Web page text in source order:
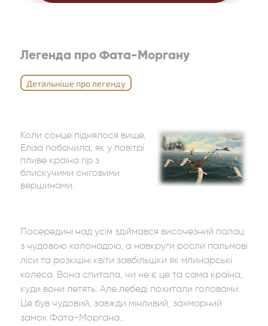
Легенда про Фата-Моргану
Детальніше про легенду
Коли сонце піднялося вище,
Еліза побачила, як у повітрі
пливе країна гір з
блискучими сніговими
вершинами.
Посередині над усім здіймався височезний палац
з чудовою колонадою, а навкруги росли пальмові
ліси та розкішні квіти завбільшки як млинарські
колеса. Вона спитала, чи не є це та сама країна,
куди вони летять. Але лебеді похитали головами.
Це був чудовий, завжди мінливий, захмарний
замок Фата-Моргана…